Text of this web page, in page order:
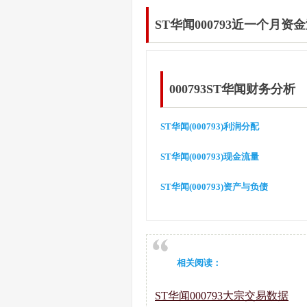
ST华闻000793近一个月资
000793ST华闻财务分析
ST华闻(000793)利润分配
ST华闻(000793)现金流量
ST华闻(000793)资产与负债
相关阅读：
ST华闻000793大宗交易数据